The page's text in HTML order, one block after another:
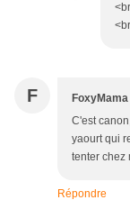
F FoxyMama
C'est
yaourt qui
tenter chez
Répondre